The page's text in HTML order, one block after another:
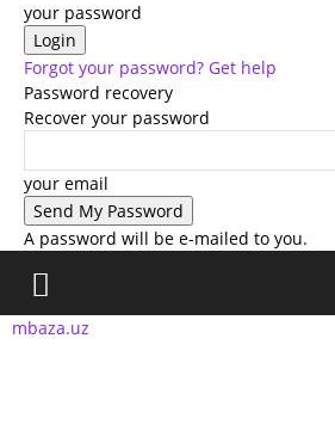
your password
Forgot your password? Get help
Password recovery
Recover your password
your email
A password will be e-mailed to you.
mbaza.uz